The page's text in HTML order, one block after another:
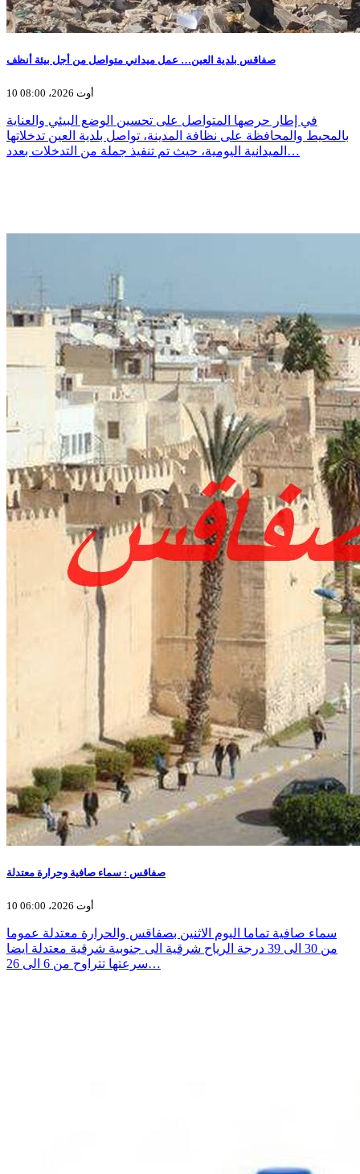
صفاقس بلدية العين… عمل ميداني متواصل من أجل بيئة أنظف
10 أوت 2026، 08:00
في إطار حرصها المتواصل على تحسين الوضع البيئي والعناية
بالمحيط والمحافظة على نظافة المدينة، تواصل بلدية العين تدخلاتها
الميدانية اليومية، حيث تم تنفيذ جملة من التدخلات بعدد…
صفاقس : سماء صافية وحرارة معتدلة
10 أوت 2026، 06:00
سماء صافية تماما اليوم الاثنين بصفاقس والحرارة معتدلة عموما
من 30 الى 39 درجة الرياح شرقية الى جنوبية شرقية معتدلة ايضا
سرعتها تتراوح من 6 الى 26…